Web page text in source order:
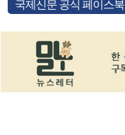
국제신문 공식 페이스북